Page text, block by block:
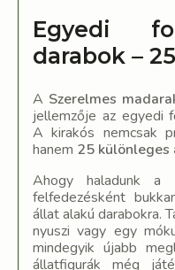
Egyedi
darabok –
A Szerelmes
jellemzője az egyedi
A kirakós nemcsak
hanem 25
Ahogy haladunk a
felfedezésként
állat alakú darabokra.
nyuszi vagy egy
mindegyik újabb
állatfigurák még